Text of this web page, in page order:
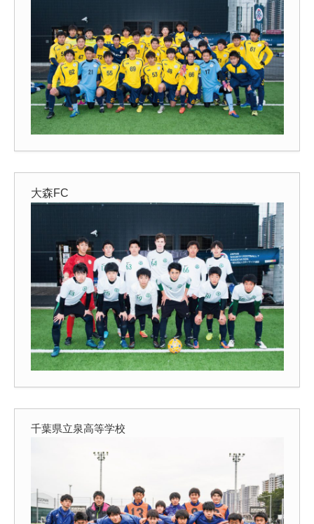
大森FC
千葉県立泉高等学校